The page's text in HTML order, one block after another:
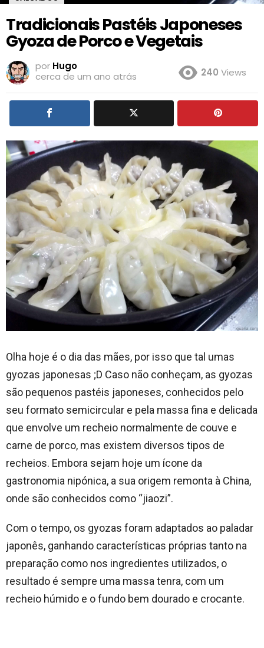
Tradicionais Pastéis Japoneses
Gyoza de Porco e Vegetais
por Hugo
cerca de um ano atrás
240 Views
Olha hoje é o dia das mães, por isso que tal umas
gyozas japonesas ;D Caso não conheçam, as gyozas
são pequenos pastéis japoneses, conhecidos pelo
seu formato semicircular e pela massa fina e delicada
que envolve um recheio normalmente de couve e
carne de porco, mas existem diversos tipos de
recheios. Embora sejam hoje um ícone da
gastronomia nipónica, a sua origem remonta à China,
onde são conhecidos como “jiaozi”.
Com o tempo, os gyozas foram adaptados ao paladar
japonês, ganhando características próprias tanto na
preparação como nos ingredientes utilizados, o
resultado é sempre uma massa tenra, com um
recheio húmido e o fundo bem dourado e crocante.